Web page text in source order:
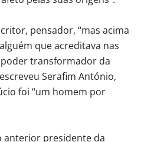
pensador, “mas acima
que acreditava nas
transformador da
Serafim António,
foi “um homem por
anterior presidente da